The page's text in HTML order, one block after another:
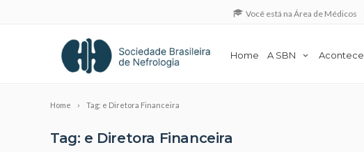
Você está na Área de Médicos
Home A SBN Acontece
Home Tag: e Diretora Financeira
Tag: e Diretora Financeira